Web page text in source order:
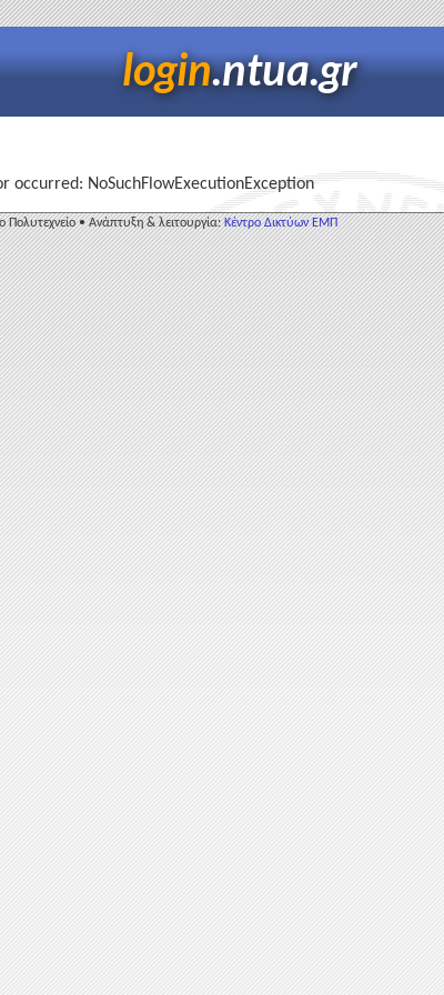
login.ntua.gr
occurred: NoSuchFlowExecutionException
Πολυτεχνείο • Ανάπτυξη & λειτουργία:Κέντρο Δικτύων ΕΜΠ